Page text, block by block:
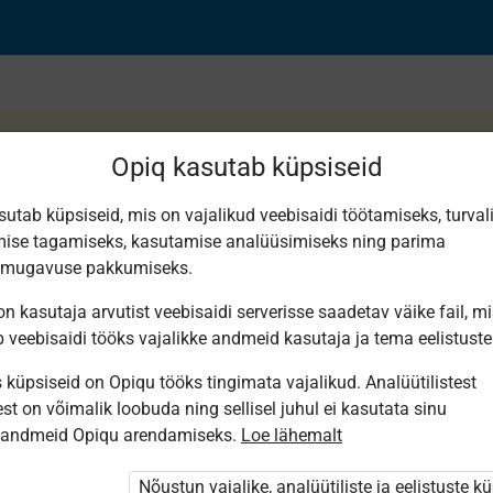
nende
ole Opiqusse sisse logitud.
Õpilastele saab määrata õpiku
Opiq kasutab küpsiseid
küpsiseid, mis on vajalikud veebisaidi töötamiseks,
tagamiseks, kasutamise analüüsimiseks ning parima
pakkumiseks.
kasutaja arvutist veebisaidi serverisse saadetav väike fail,
veebisaidi tööks vajalikke andmeid kasutaja ja tema
küpsiseid on Opiqu tööks tingimata vajalikud. Analüütilistest
on võimalik loobuda ning sellisel juhul ei kasutata sinu
Opiqu arendamiseks. Loe lähemalt
Nõustun vajalike, analüütiliste ja eelistuste